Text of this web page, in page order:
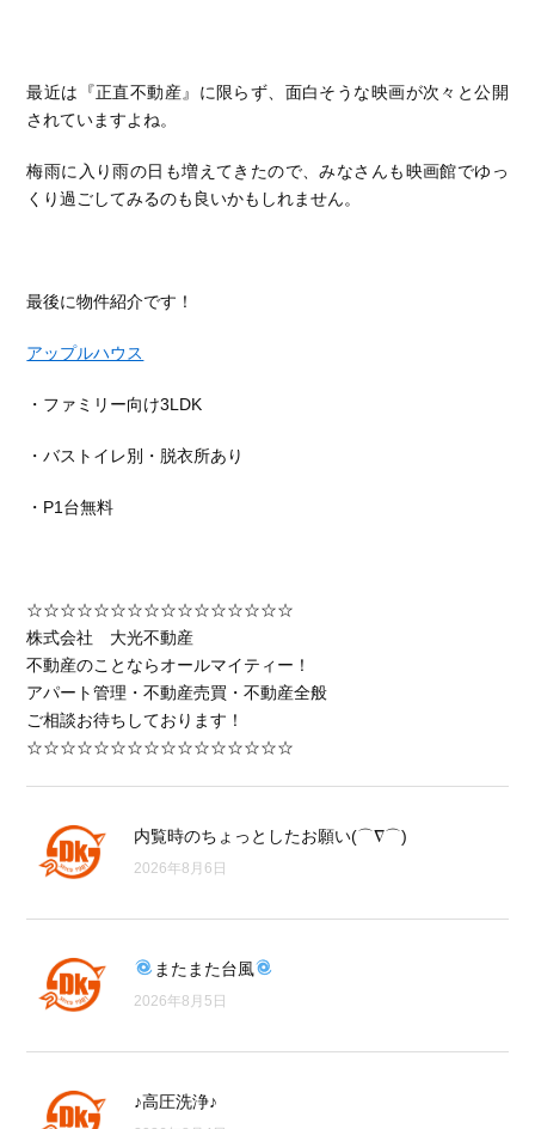
最近は『正直不動産』に限らず、面白そうな映画が次々と公開
されていますよね。
梅雨に入り雨の日も増えてきたので、みなさんも映画館でゆっ
くり過ごしてみるのも良いかもしれません。
最後に物件紹介です！
アップルハウス
・ファミリー向け3LDK
・バストイレ別・脱衣所あり
・P1台無料
☆☆☆☆☆☆☆☆☆☆☆☆☆☆☆☆
株式会社 大光不動産
不動産のことならオールマイティー！
アパート管理・不動産売買・不動産全般
ご相談お待ちしております！
☆☆☆☆☆☆☆☆☆☆☆☆☆☆☆☆
内覧時のちょっとしたお願い(⌒∇⌒)
2026年8月6日
またまた台風
2026年8月5日
♪高圧洗浄♪